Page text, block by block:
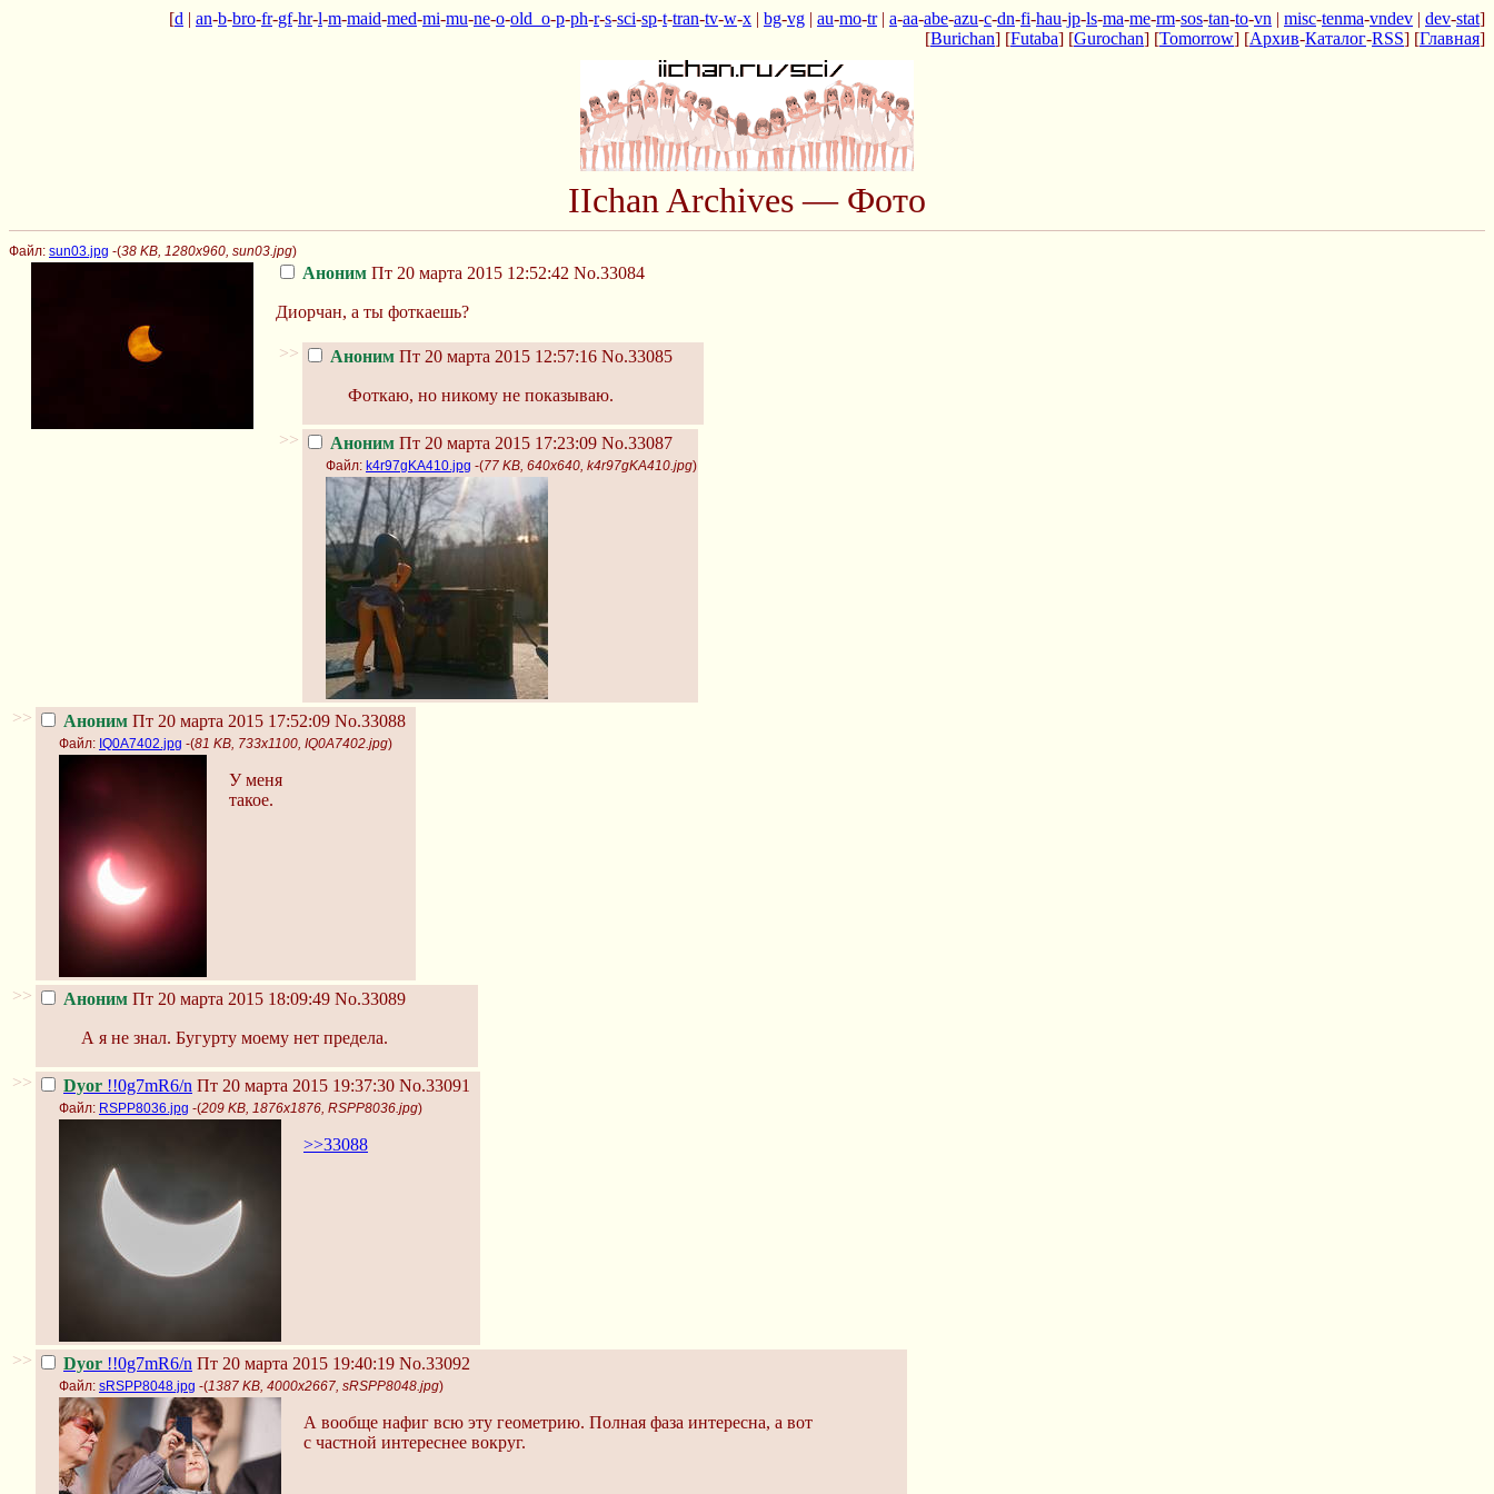
[d | an-b-bro-fr-gf-hr-l-m-maid-med-mi-mu-ne-o-old_o-p-ph-r-s-sci-sp-t-tran-tv-w-x | bg-vg | au-mo-tr| a-aa-abe-azu-c-dn-fi-hau-jp-ls-ma-me-rm-sos-tan-to-vn | misc-tenma-vndev | dev-stat]
[Burichan] [Futaba] [Gurochan] [Tomorrow] [Архив-Каталог-RSS] [Главная]
IIchan Archives — Фото
Файл: sun03.jpg -(38 KB, 1280x960, sun03.jpg)
Аноним Пт 20 марта 2015 12:52:42 No.33084
Диорчан, а ты фоткаешь?
>> Аноним Пт 20 марта 2015 12:57:16 No.33085
Фоткаю, но никому не показываю.
>> Аноним Пт 20 марта 2015 17:23:09 No.33087
Файл: k4r97gKA410.jpg -(77 KB, 640x640, k4r97gKA410.jpg)
>> Аноним Пт 20 марта 2015 17:52:09 No.33088
Файл: IQ0A7402.jpg -(81 KB, 733x1100, IQ0A7402.jpg)
У меня
такое.
>> Аноним Пт 20 марта 2015 18:09:49 No.33089
А я не знал. Бугурту моему нет предела.
>> Dyor !!0g7mR6/n Пт 20 марта 2015 19:37:30 No.33091
Файл: RSPP8036.jpg -(209 KB, 1876x1876, RSPP8036.jpg)
>>33088
>> Dyor !!0g7mR6/n Пт 20 марта 2015 19:40:19 No.33092
Файл: sRSPP8048.jpg -(1387 KB, 4000x2667, sRSPP8048.jpg)
А вообще нафиг всю эту геометрию. Полная фаза интересна, а вот
с частной интереснее вокруг.